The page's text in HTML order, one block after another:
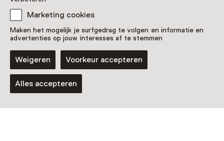
Marketing cookies
Maken het mogelijk je surfgedrag te volgen en informatie en
advertenties op jouw interesses af te stemmen
Weigeren Voorkeur accepteren
Alles accepteren
030 - 24 40 255
Vandaag open van 11:00 tot 17:00 uur
Meer openingstijden
Nog meer ontdekken